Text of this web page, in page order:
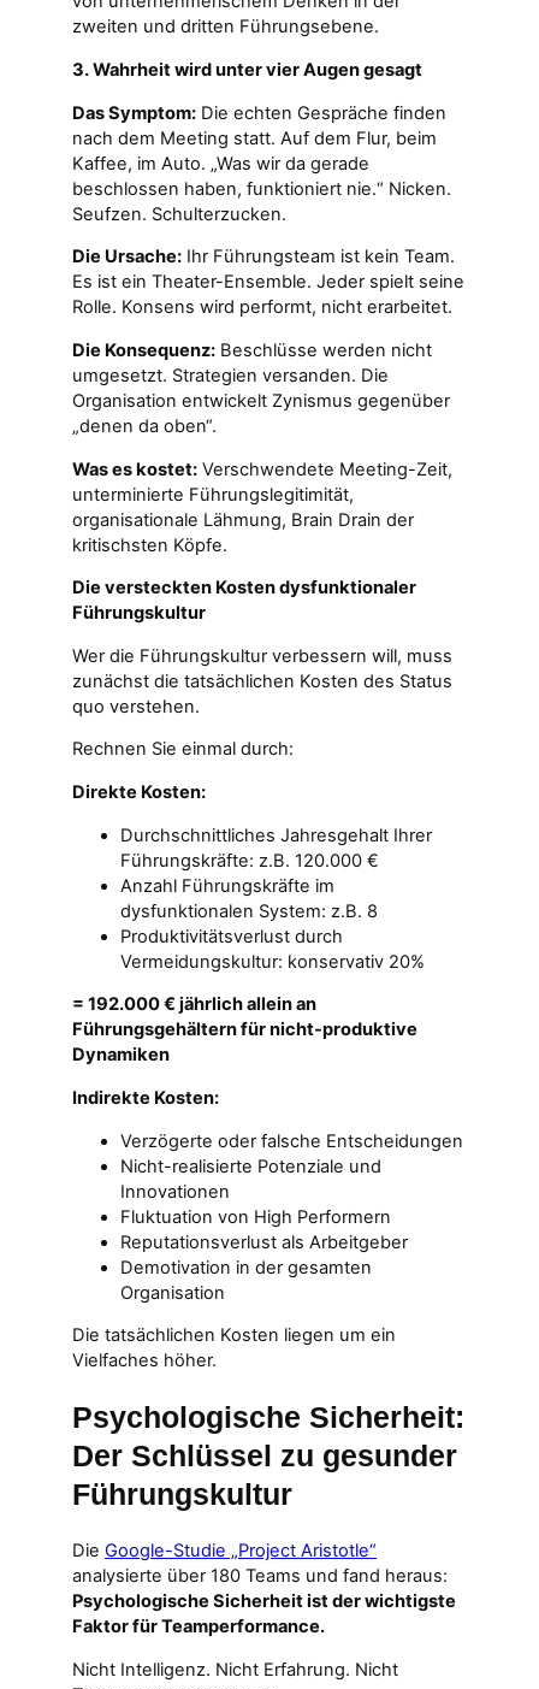
zweiten und dritten Führungsebene.
3. Wahrheit wird unter vier Augen gesagt
Das Symptom: Die echten Gespräche finden
nach dem Meeting statt. Auf dem Flur, beim
Kaffee, im Auto. „Was wir da gerade
beschlossen haben, funktioniert nie.“ Nicken.
Seufzen. Schulterzucken.
Die Ursache: Ihr Führungsteam ist kein Team.
Es ist ein Theater-Ensemble. Jeder spielt seine
Rolle. Konsens wird performt, nicht erarbeitet.
Die Konsequenz: Beschlüsse werden nicht
umgesetzt. Strategien versanden. Die
Organisation entwickelt Zynismus gegenüber
„denen da oben“.
Was es kostet: Verschwendete Meeting-Zeit,
unterminierte Führungslegitimität,
organisationale Lähmung, Brain Drain der
kritischsten Köpfe.
Die versteckten Kosten dysfunktionaler
Führungskultur
Wer die Führungskultur verbessern will, muss
zunächst die tatsächlichen Kosten des Status
quo verstehen.
Rechnen Sie einmal durch:
Direkte Kosten:
Durchschnittliches Jahresgehalt Ihrer
Führungskräfte: z.B. 120.000 €
Anzahl Führungskräfte im
dysfunktionalen System: z.B. 8
Produktivitätsverlust durch
Vermeidungskultur: konservativ 20%
= 192.000 € jährlich allein an
Führungsgehältern für nicht-produktive
Dynamiken
Indirekte Kosten:
Verzögerte oder falsche Entscheidungen
Nicht-realisierte Potenziale und
Innovationen
Fluktuation von High Performern
Reputationsverlust als Arbeitgeber
Demotivation in der gesamten
Organisation
Die tatsächlichen Kosten liegen um ein
Vielfaches höher.
Psychologische Sicherheit:
Der Schlüssel zu gesunder
Führungskultur
Die Google-Studie „Project Aristotle“
analysierte über 180 Teams und fand heraus:
Psychologische Sicherheit ist der wichtigste
Faktor für Teamperformance.
Nicht Intelligenz. Nicht Erfahrung. Nicht